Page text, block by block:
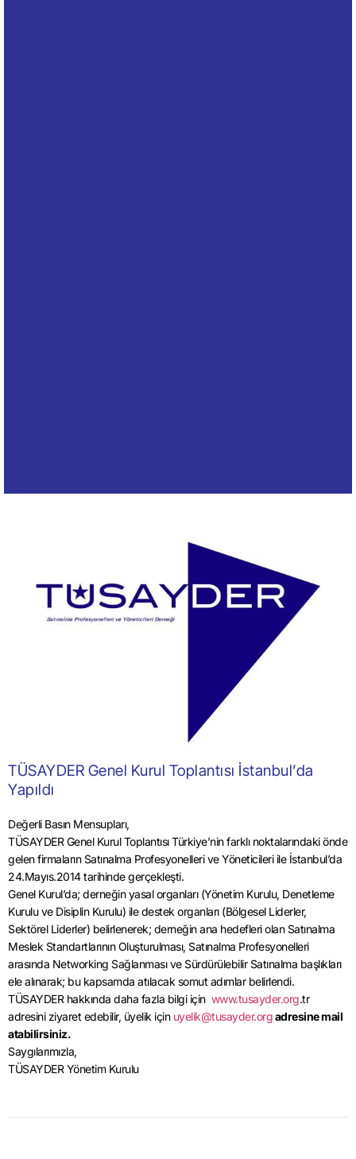
TÜSAYDER Genel Kurul Toplantısı İstanbul’da
Yapıldı
Değerli Basın Mensupları,
TÜSAYDER Genel Kurul Toplantısı Türkiye’nin farklı noktalarındaki önde
gelen firmaların Satınalma Profesyonelleri ve Yöneticileri ile İstanbul’da
24.Mayıs.2014 tarihinde gerçekleşti.
Genel Kurul’da; derneğin yasal organları (Yönetim Kurulu, Denetleme
Kurulu ve Disiplin Kurulu) ile destek organları (Bölgesel Liderler,
Sektörel Liderler) belirlenerek; derneğin ana hedefleri olan Satınalma
Meslek Standartlarının Oluşturulması, Satınalma Profesyonelleri
arasında Networking Sağlanması ve Sürdürülebilir Satınalma başlıkları
ele alınarak; bu kapsamda atılacak somut adımlar belirlendi.
TÜSAYDER hakkında daha fazla bilgi için www.tusayder.org.tr
adresini ziyaret edebilir, üyelik için uyelik@tusayder.orgadresine mail
atabilirsiniz.
Saygılarımızla,
TÜSAYDER Yönetim Kurulu